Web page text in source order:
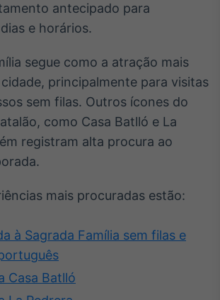
antecipado para
e horários.
segue como a atração mais
principalmente para visitas
sem filas. Outros ícones do
como Casa Batlló e La
registram alta procura ao
mais procuradas estão:
à Sagrada Família sem filas e
Casa Batlló